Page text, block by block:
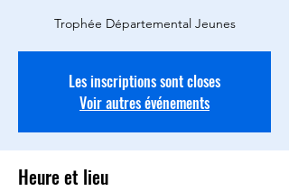
Trophée Départemental Jeunes
Les inscriptions sont closes
Voir autres événements
Heure et lieu